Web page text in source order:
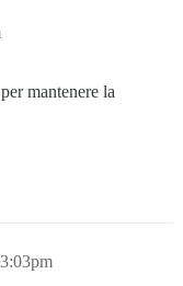
mantenere la